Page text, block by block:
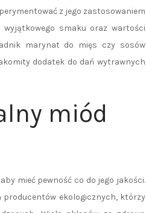
z jego zastosowaniem
smaku oraz wartości
marynat do mięs czy sosów
dodatek do dań wytrawnych
miód
mieć pewność co do jego jakości.
ekologicznych, którzy